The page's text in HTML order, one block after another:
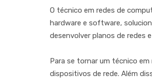
O técnico em redes de
hardware e software,
desenvolver planos de redes
Para se tornar um técnico
dispositivos de rede. Além